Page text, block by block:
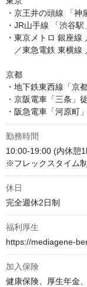
・京王井の頭線 「
・JR山手線 「渋谷
・東京メトロ 銀座
／東急電鉄 東横線
京都
・地下鉄東西線「京
・京阪電車「三条」
・阪急電車「河原町
勤務時間
10:00-19:00 (内休憩
※フレックスタイム制
休日
完全週休2日制
福利厚生
https://mediagene-
加入保険
健康保険、厚生年金